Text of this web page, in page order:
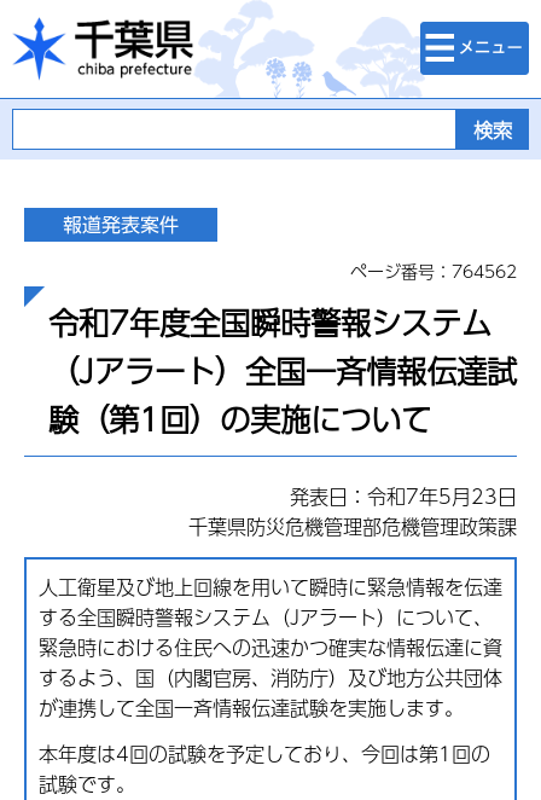
千葉県
検索・メニュ
ー
ページ番号：764562
令和7年度全国瞬時警報システム
（Jアラート）全国一斉情報伝達試
験（第1回）の実施について
発表日：令和7年5月23日
千葉県防災危機管理部危機管理政策課
人工衛星及び地上回線を用いて瞬時に緊急情報を伝達
する全国瞬時警報システム（Jアラート）について、
緊急時における住民への迅速かつ確実な情報伝達に資
するよう、国（内閣官房、消防庁）及び地方公共団体
が連携して全国一斉情報伝達試験を実施します。
本年度は4回の試験を予定しており、今回は第1回の
試験です。